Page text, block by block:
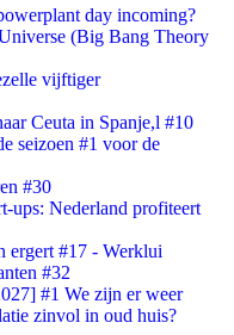
day incoming?
(Big Bang Theory
vijftiger
Ceuta in Spanje,l #10
seizoen #1 voor de
#30
ups: Nederland profiteert
ergert #17 - Werklui
#32
#1 We zijn er weer
zinvol in oud huis?